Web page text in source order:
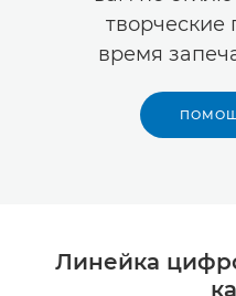
творческие
время
Линейка